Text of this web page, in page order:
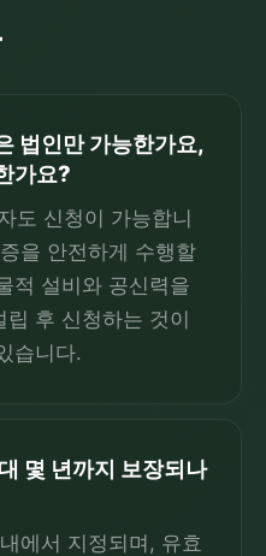
법인만 가능한가요,
가요?
도 신청이 가능합니
을 안전하게 수행할
적 설비와 공신력을
후 신청하는 것이
습니다.
몇 년까지 보장되나
에서 지정되며, 유효